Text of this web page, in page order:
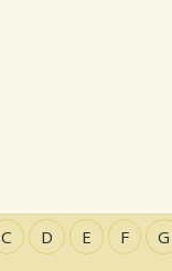
C D E F G